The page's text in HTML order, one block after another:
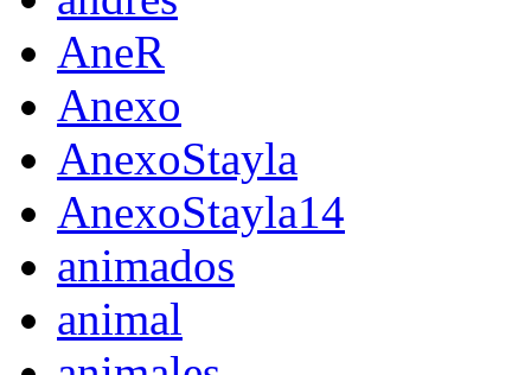
AneR
Anexo
AnexoStayla
AnexoStayla14
animados
animal